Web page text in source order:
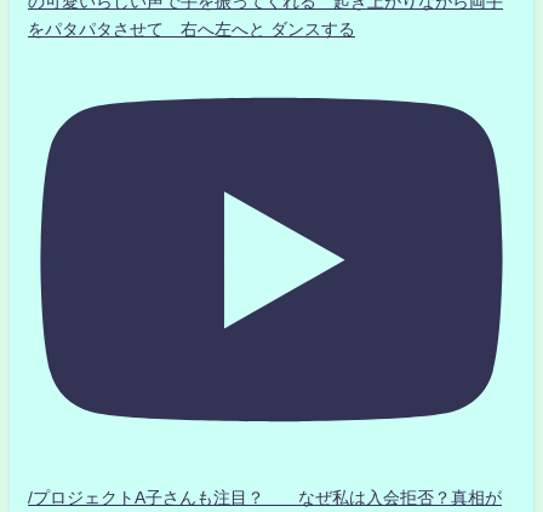
をパタパタさせて 右へ左へと ダンスする
/プロジェクトA子さんも注目？ なぜ私は入会拒否？真相が